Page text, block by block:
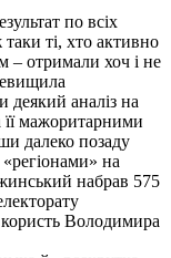
по всіх
ті, хто активно
– отримали хоч і не
аналіз на
її мажоритарними
далеко позаду
на
набрав 575
користь Володимира